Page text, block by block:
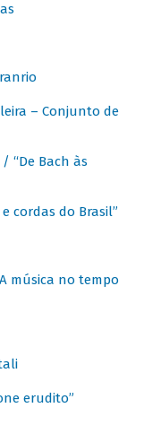
– Conjunto de
“De Bach às
cordas do Brasil”
música no tempo
erudito”